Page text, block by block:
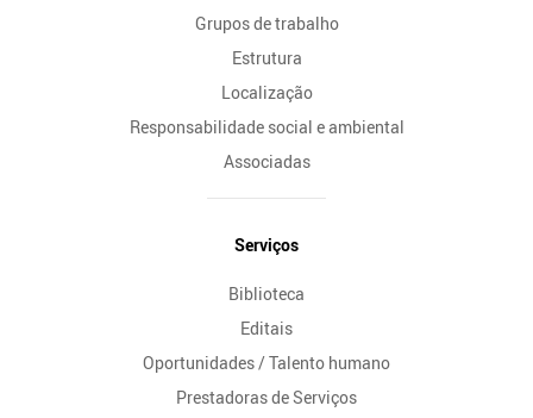
Grupos de trabalho
Estrutura
Localização
Responsabilidade social e ambiental
Associadas
Serviços
Biblioteca
Editais
Oportunidades / Talento humano
Prestadoras de Serviços